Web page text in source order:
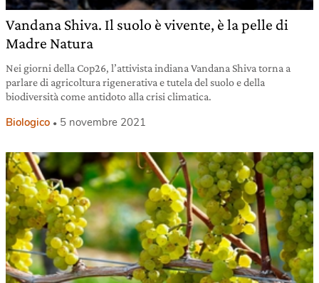
Vandana Shiva. Il suolo è vivente, è la pelle di
Madre Natura
Nei giorni della Cop26, l’attivista indiana Vandana Shiva torna a
parlare di agricoltura rigenerativa e tutela del suolo e della
biodiversità come antidoto alla crisi climatica.
Biologico 5 novembre 2021